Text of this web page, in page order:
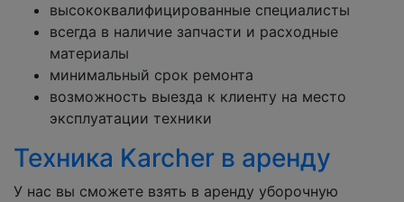
высококвалифицированные специалисты
всегда в наличие запчасти и расходные
материалы
минимальный срок ремонта
возможность выезда к клиенту на место
эксплуатации техники
Техника Karcher в аренду
У нас вы сможете взять в аренду уборочную